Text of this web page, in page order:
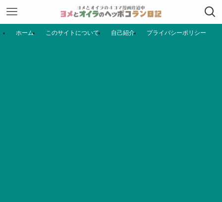
ホーム このサイトについて 自己紹介 プライバシーポリシー